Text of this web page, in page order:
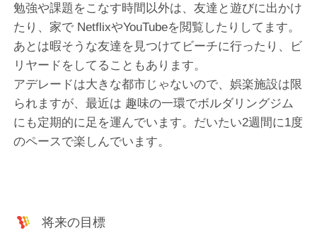
勉強や課題をこなす時間以外は、友達と遊びに出かけ
たり、家で NetflixやYouTubeを閲覧したりしてます。
あとは暇そうな友達を見つけてビーチに行ったり、ビ
リヤードをしてることもあります。
アデレードは大きな都市じゃないので、娯楽施設は限
られますが、最近は 趣味の一環でボルダリングジム
にも定期的に足を運んでいます。だいたい2週間に1度
のペースで楽しんでいます。
将来の目標